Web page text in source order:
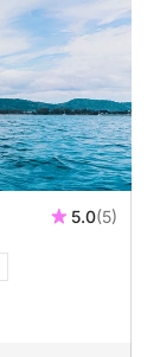
5.0(5)